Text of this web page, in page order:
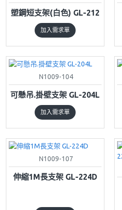
塑鋼短支架(白色) GL-212
加入需求單
N1009-104
可懸吊.掛壁支架 GL-204L
加入需求單
N1009-107
伸縮1M長支架 GL-224D